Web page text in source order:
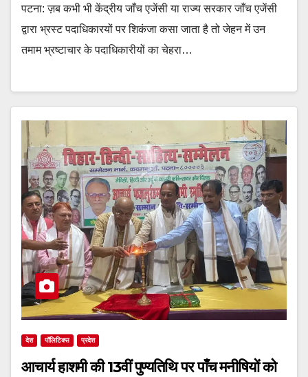
पटना: ज़ब कभी भी केंद्रीय जाँच एजेंसी या राज्य सरकार जाँच एजेंसी
द्वारा भ्रस्ट पदाधिकारयों पर शिकंजा कसा जाता है तो जेहन में उन
तमाम भ्रष्टाचार के पदाधिकारीयों का चेहरा…
देश पॉलिटिक्स प्रदेश
आचार्य हाशमी की 13वीं पुण्यतिथि पर पाँच मनीषियों को